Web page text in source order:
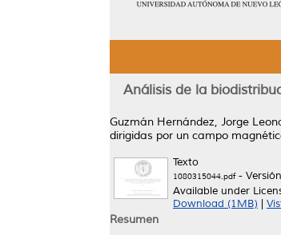
Análisis de la
Guzmán Hernández, Jorge
dirigidas por un campo
Texto
1080315044.pdf-
Available under
Download (1MB)
Resumen